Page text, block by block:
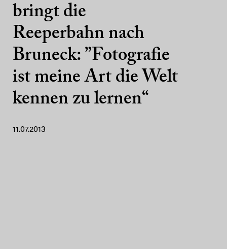
bringt die
Reeperbahn nach
Bruneck: ”Fotografie
ist meine Art die Welt
kennen zu lernen“
11.07.2013